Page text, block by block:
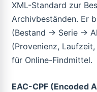
XML-Standard zur
Archivbeständen. Er
(Bestand → Serie →
(Provenienz,
für Online-Findmittel.
EAC-CPF (Encoded